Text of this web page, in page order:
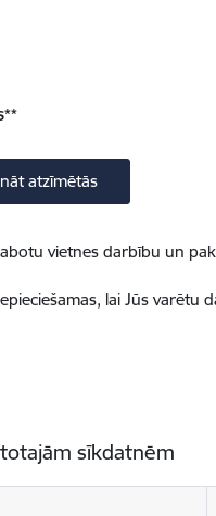
**
atzīmētās
vietnes darbību un
lai Jūs
sīkdatnēm